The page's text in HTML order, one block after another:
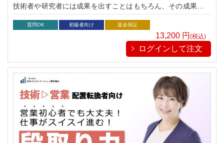
技術者や研究者には成果を出すことはもちろん、その成果をキ
ッチリ伝えられる能力も求められている
質問OK 初級者向け 返金保証
13,200 円(税込)
ログインして注文